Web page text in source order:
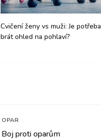
Cvičení ženy vs muži: Je potřeba
brát ohled na pohlaví?
OPAR
Boj proti oparům